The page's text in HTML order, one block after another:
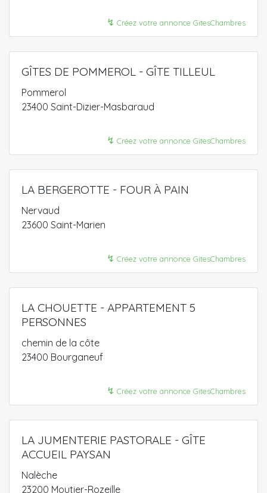
↯ Créez votre annonce GitesChambres
GÎTES DE POMMEROL - GÎTE TILLEUL
Pommerol
23400 Saint-Dizier-Masbaraud
↯ Créez votre annonce GitesChambres
LA BERGEROTTE - FOUR À PAIN
Nervaud
23600 Saint-Marien
↯ Créez votre annonce GitesChambres
LA CHOUETTE - APPARTEMENT 5
PERSONNES
chemin de la côte
23400 Bourganeuf
↯ Créez votre annonce GitesChambres
LA JUMENTERIE PASTORALE - GÎTE
ACCUEIL PAYSAN
Nalèche
23200 Moutier-Rozeille